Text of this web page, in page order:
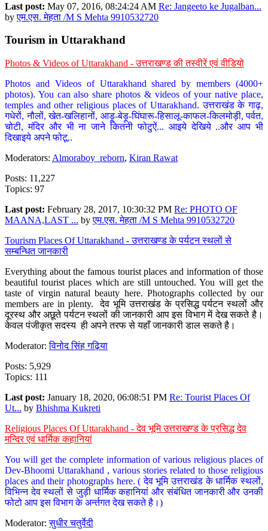
Last post: May 07, 2016, 08:24:24 AM Re: Jangeeto ke Jugalban...
byएम.एस. मेहता /M S Mehta 9910532720
Tourism in Uttarakhand
Photos & Videos of Uttarakhand - उत्तराखण्ड की तस्वीरें एवं वीडियो
Photos and Videos of Uttarakhand shared by members (4000+
photos). You can also share photos & videos of your native place,
temples and other religious places of Uttarakhand. उत्तराखंड के गाढ़,
गधेरों, नौलों, खेत-खलिहानों, आड़ू-बेड़ू-घिंघारू-हिसालू-काफल-किलमोड़ी, पर्वत,
चोटी, मंदिर और भी ना जाने कितनी फोटुऐं... आइये देखिये ..और आप भी
दिखाइये अपने फोटू..
Moderators: Almoraboy_reborn, Kiran Rawat
Posts: 11,227
Topics: 97
Last post: February 28, 2017, 10:30:32 PM Re: PHOTO OF
MAANA,LAST ... byएम.एस. मेहता /M S Mehta 9910532720
Tourism Places Of Uttarakhand - उत्तराखण्ड के पर्यटन स्थलों से
सम्बन्धित जानकारी
Everything about the famous tourist places and information of those
beautiful tourist places which are still untouched. You will get the
taste of virgin natural beauty here. Photographs collected by our
members are in plenty. देव भूमि उत्तराखंड के प्रसिद्ध पर्यटन स्थलों और
दूरस्थ और अछूते पर्यटन स्थलों की जानकारी आप इस विभाग में देख सकते है।
केवल पंजीकृत सदस्य ही अपने तरफ से यहाँ जानकारी डाल सकते है।
Moderator:विनोद सिंह गढ़िया
Posts: 5,929
Topics: 111
Last post: January 18, 2020, 06:08:51 PM Re: Tourist Places Of
Ut... by Bhishma Kukreti
Religious Places Of Uttarakhand - देव भूमि उत्तराखण्ड के प्रसिद्ध देव
मन्दिर एवं धार्मिक कहानियां
You will get the complete information of various religious places of
Dev-Bhoomi Uttarakhand , various stories related to those religious
places and their photographs here. ( देव भूमि उत्तराखंड के धार्मिक स्थलों,
विभिन्न देव स्थलों से जुड़ी धार्मिक कहानियां और संबंधित जानकारी और उनकी
फोटो आप इस विभाग के अर्न्तगत देख सकते है।)
Moderator:सुधीर चतुर्वेदी